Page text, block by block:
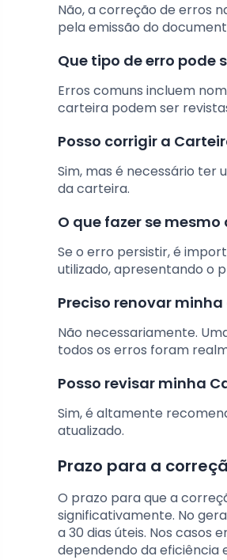
Não, a correção de erros
pela emissão do
Que tipo de erro pode
Erros comuns incluem
carteira podem ser
Posso corrigir a
Sim, mas é necessário
da carteira.
O que fazer se
Se o erro persistir, é
utilizado, apresentando o
Preciso renovar
Não necessariamente.
todos os erros foram
Posso revisar minha
Sim, é altamente
atualizado.
Prazo para a
O prazo para que a
significativamente. No
a 30 dias úteis. Nos casos
dependendo da eficiência